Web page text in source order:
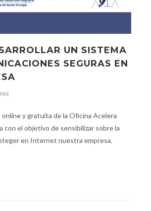
UN SISTEMA
SEGURAS EN
y gratuita de la Oficina Acelera
con el objetivo de sensibilizar sobre la
en Internet nuestra empresa.